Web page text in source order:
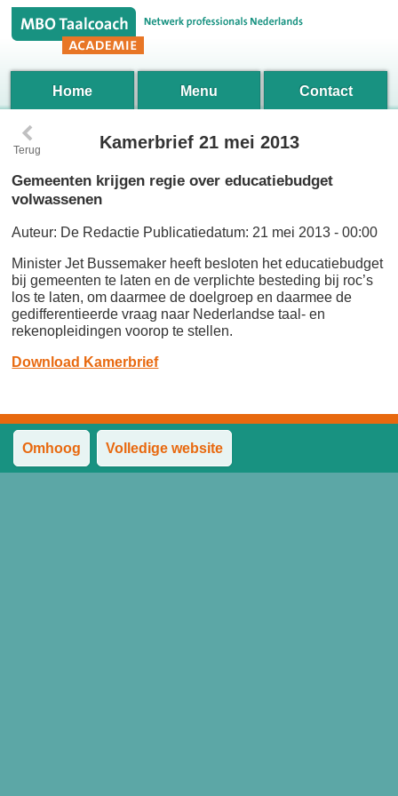
Home Menu Contact
‹
Terug Kamerbrief 21 mei 2013
Gemeenten krijgen regie over educatiebudget
volwassenen
Auteur: De Redactie Publicatiedatum: 21 mei 2013 - 00:00
Minister Jet Bussemaker heeft besloten het educatiebudget
bij gemeenten te laten en de verplichte besteding bij roc’s
los te laten, om daarmee de doelgroep en daarmee de
gedifferentieerde vraag naar Nederlandse taal- en
rekenopleidingen voorop te stellen.
Download Kamerbrief
Omhoog Volledige website